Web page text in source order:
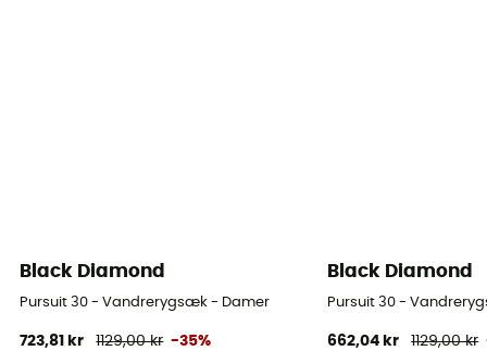
Black Diamond
Pursuit 30 - Vandrerygsæk - Damer
723,81 kr 1129,00 kr -35%
Black Diamond
Pursuit 30 -
662,04 kr 1129,00 kr